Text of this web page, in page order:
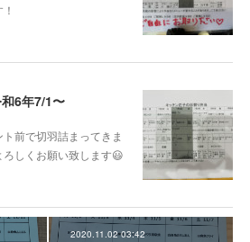
6年7/1〜
前で切羽詰まってきま
しくお願い致します😃
2020.11.02 03:42